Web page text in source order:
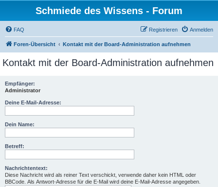
Schmiede des Wissens - Forum
FAQ Anmelden
Registrieren
Foren-Übersicht Kontakt mit der Board-Administration aufnehmen
Kontakt mit der Board-Administration aufnehmen
Empfänger:
Administrator
Deine E-Mail-Adresse:
Dein Name:
Betreff:
Nachrichtentext:
Diese Nachricht wird als reiner Text verschickt, verwende daher kein HTML oder
BBCode. Als Antwort-Adresse für die E-Mail wird deine E-Mail-Adresse angegeben.